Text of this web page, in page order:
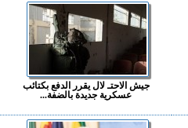
جيش الاحتـ لال يقرر الدفع بكتائب
عسكرية جديدة بالضفة...